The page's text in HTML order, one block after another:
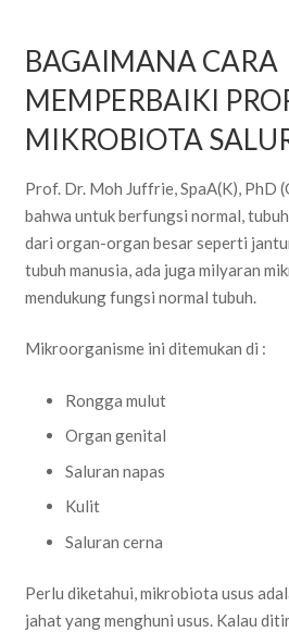
BAGAIMANA CARA
MEMPERBAIKI
MIKROBIOTA
Prof. Dr. Moh Juffrie, SpaA(K), PhD
bahwa untuk berfungsi normal,
dari organ-organ besar seperti
tubuh manusia, ada juga milyaran
mendukung fungsi normal tubuh.
Mikroorganisme ini ditemukan di :
Rongga mulut
Organ genital
Saluran napas
Kulit
Saluran cerna
Perlu diketahui, mikrobiota usus
jahat yang menghuni usus. Kalau